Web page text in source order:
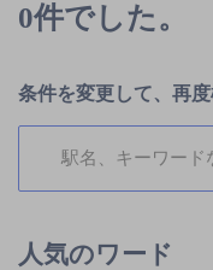
0件でした。
条件を変更して、再度
人気のワード